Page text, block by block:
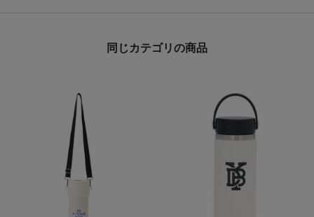
同じカテゴリの商品